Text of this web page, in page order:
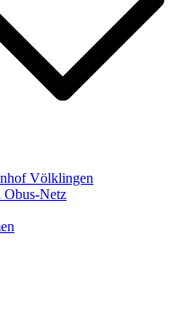
Völklingen
Obus-Netz